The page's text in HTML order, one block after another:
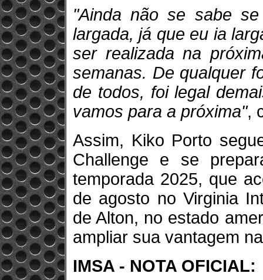
"Ainda não se sabe
largada, já que eu ia
ser realizada na
semanas. De qualquer
de todos, foi legal
vamos para a próxima",
Assim, Kiko Porto
Challenge e se
temporada 2025, que
de agosto no Virginia
de Alton, no estado
ampliar sua vantagem
IMSA - NOTA OFICIAL: